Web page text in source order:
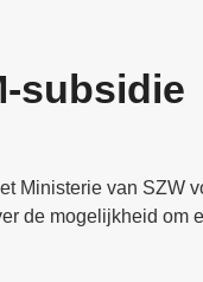
subsidie
Ministerie van SZW
de mogelijkheid om